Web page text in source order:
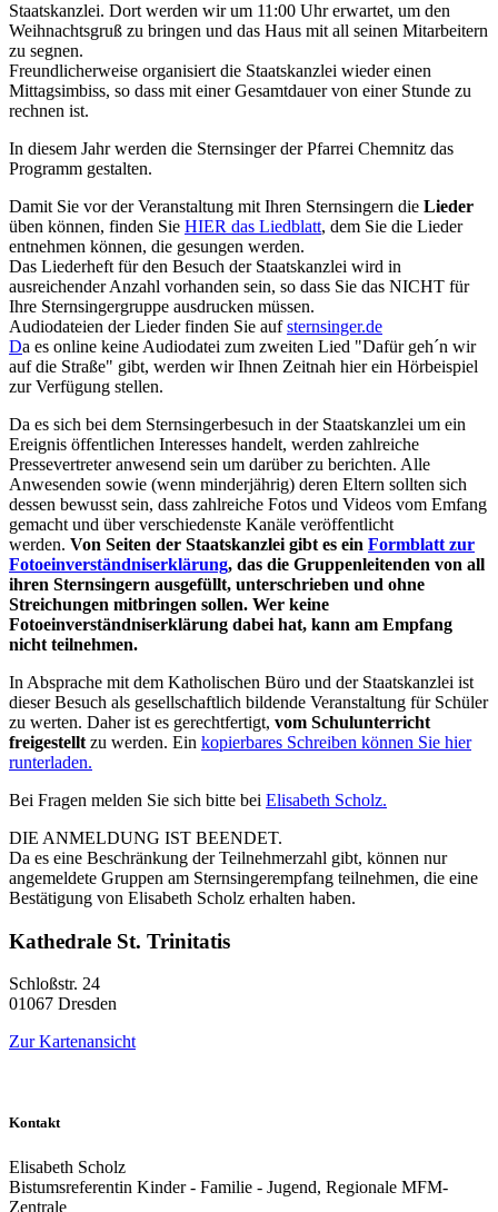
Staatskanzlei. Dort werden wir um 11:00 Uhr erwartet, um den
Weihnachtsgruß zu bringen und das Haus mit all seinen Mitarbeitern
zu segnen.
Freundlicherweise organisiert die Staatskanzlei wieder einen
Mittagsimbiss, so dass mit einer Gesamtdauer von einer Stunde zu
rechnen ist.
In diesem Jahr werden die Sternsinger der Pfarrei Chemnitz das
Programm gestalten.
Damit Sie vor der Veranstaltung mit Ihren Sternsingern die Lieder
üben können, finden Sie HIER das Liedblatt, dem Sie die Lieder
entnehmen können, die gesungen werden.
Das Liederheft für den Besuch der Staatskanzlei wird in
ausreichender Anzahl vorhanden sein, so dass Sie das NICHT für
Ihre Sternsingergruppe ausdrucken müssen.
Audiodateien der Lieder finden Sie aufsternsinger.de
Da es online keine Audiodatei zum zweiten Lied "Dafür geh´n wir
auf die Straße" gibt, werden wir Ihnen Zeitnah hier ein Hörbeispiel
zur Verfügung stellen.
Da es sich bei dem Sternsingerbesuch in der Staatskanzlei um ein
Ereignis öffentlichen Interesses handelt, werden zahlreiche
Pressevertreter anwesend sein um darüber zu berichten. Alle
Anwesenden sowie (wenn minderjährig) deren Eltern sollten sich
dessen bewusst sein, dass zahlreiche Fotos und Videos vom Emfang
gemacht und über verschiedenste Kanäle veröffentlicht
werden. Von Seiten der Staatskanzlei gibt es ein Formblatt zur
Fotoeinverständniserklärung, das die Gruppenleitenden von all
ihren Sternsingern ausgefüllt, unterschrieben und ohne
Streichungen mitbringen sollen. Wer keine
Fotoeinverständniserklärung dabei hat, kann am Empfang
nicht teilnehmen.
In Absprache mit dem Katholischen Büro und der Staatskanzlei ist
dieser Besuch als gesellschaftlich bildende Veranstaltung für Schüler
zu werten. Daher ist es gerechtfertigt, vom Schulunterricht
freigestellt zu werden. Ein kopierbares Schreiben können Sie hier
runterladen.
Bei Fragen melden Sie sich bitte bei Elisabeth Scholz.
DIE ANMELDUNG IST BEENDET.
Da es eine Beschränkung der Teilnehmerzahl gibt, können nur
angemeldete Gruppen am Sternsingerempfang teilnehmen, die eine
Bestätigung von Elisabeth Scholz erhalten haben.
Kathedrale St. Trinitatis
Schloßstr. 24
01067 Dresden
Zur Kartenansicht
Kontakt
Elisabeth Scholz
Bistumsreferentin Kinder - Familie - Jugend, Regionale MFM-
Zentrale